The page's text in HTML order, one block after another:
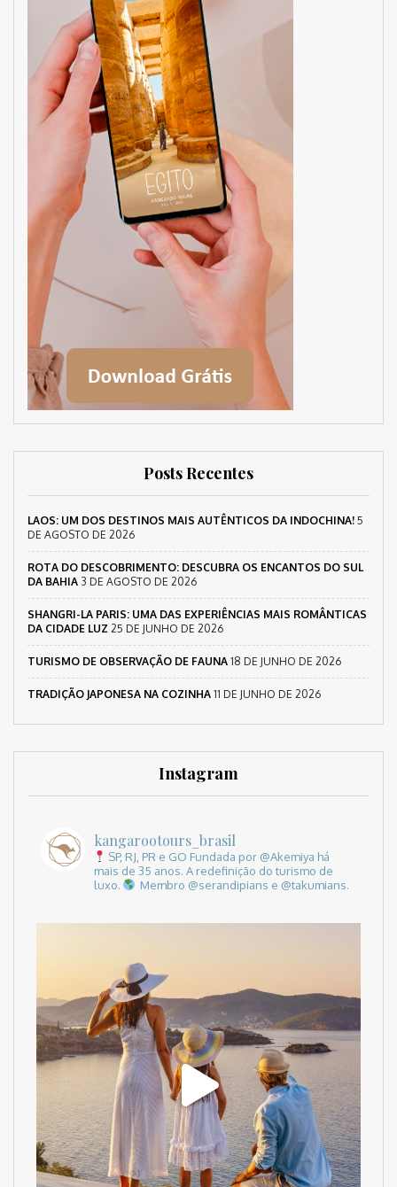
Posts Recentes
LAOS: UM DOS DESTINOS MAIS AUTÊNTICOS DA INDOCHINA! 5
DE AGOSTO DE 2026
ROTA DO DESCOBRIMENTO: DESCUBRA OS ENCANTOS DO SUL
DA BAHIA 3 DE AGOSTO DE 2026
SHANGRI-LA PARIS: UMA DAS EXPERIÊNCIAS MAIS ROMÂNTICAS
DA CIDADE LUZ 25 DE JUNHO DE 2026
TURISMO DE OBSERVAÇÃO DE FAUNA 18 DE JUNHO DE 2026
TRADIÇÃO JAPONESA NA COZINHA 11 DE JUNHO DE 2026
Instagram
kangarootours_brasil
SP, RJ, PR e GO Fundada por @Akemiya há
mais de 35 anos. A redefinição do turismo de
luxo.
Membro @serandipians e @takumians.